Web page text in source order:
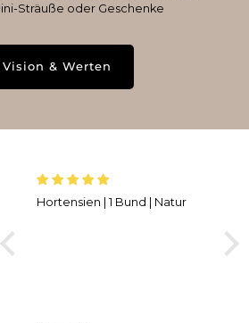
Sträuße oder Geschenke
& Werten
Hortensien | 1 Bund | Natur